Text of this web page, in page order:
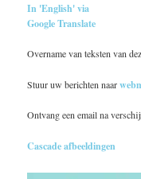
In 'English' via
Google Translate
Overname van teksten van
Stuur uw berichten naar
Ontvang een email na
Cascade afbeeldingen